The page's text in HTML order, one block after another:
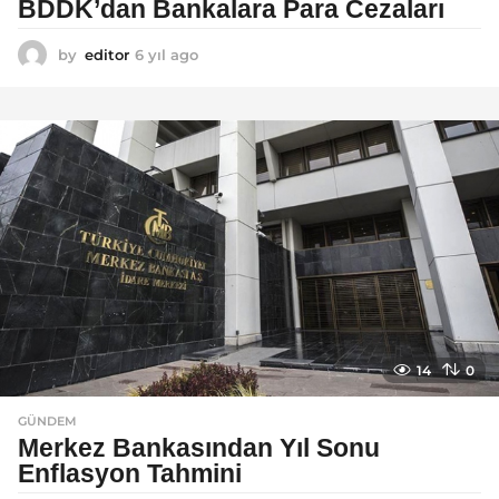
BDDK’dan Bankalara Para Cezaları
by editor 6 yıl ago
l
a
g
o
14 0
GÜNDEM
Merkez Bankasından Yıl Sonu
Enflasyon Tahmini